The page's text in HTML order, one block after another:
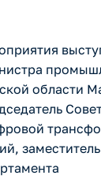
области
заместитель